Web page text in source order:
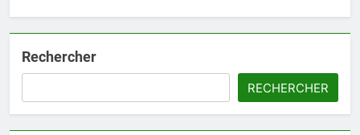
Rechercher
RECHERCHER